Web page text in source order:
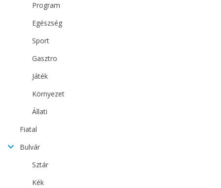
Program
Egészség
Sport
Gasztro
Játék
Környezet
Állati
Fiatal
Bulvár
Sztár
Kék